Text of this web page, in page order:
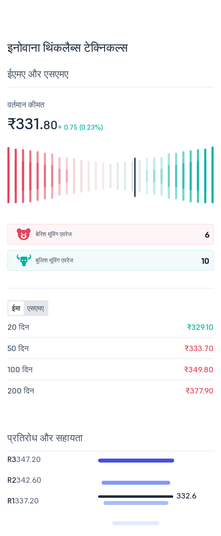
इनोवाना थिंकलैब्स टेक्निकल्स
ईएमए और एसएमए
वर्तमान कीमत
₹331.80+ 0.75 (0.23%)
बेरिश मूविंग एवरेज 6
बुलिश मूविंग एवरेज 10
ईमा एसएमए
20 दिन ₹329.10
50 दिन ₹333.70
100 दिन ₹349.80
200 दिन ₹377.90
प्रतिरोध और सहायता
332.6
R3347.20
R2342.60
R1337.20